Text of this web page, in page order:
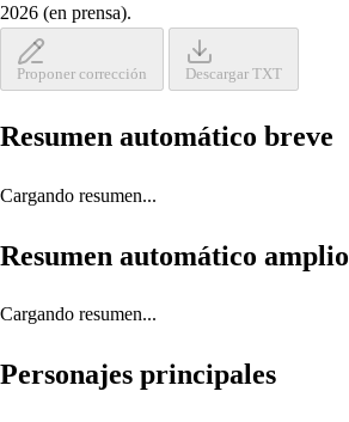
2026 (en prensa).
Proponer corrección Descargar TXT
Resumen automático breve
Cargando resumen...
Resumen automático amplio
Cargando resumen...
Personajes principales